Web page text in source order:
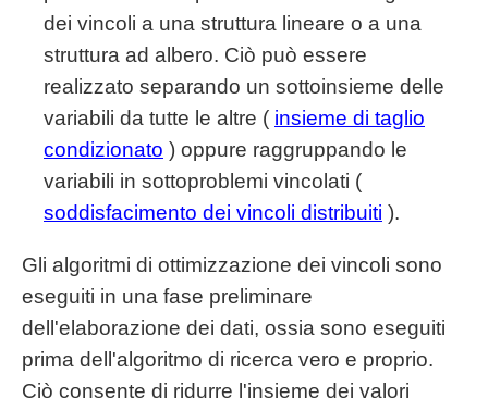
dei vincoli a una struttura lineare o a una
struttura ad albero. Ciò può essere
realizzato separando un sottoinsieme delle
variabili da tutte le altre ( insieme di taglio
condizionato ) oppure raggruppando le
variabili in sottoproblemi vincolati (
soddisfacimento dei vincoli distribuiti ).
Gli algoritmi di ottimizzazione dei vincoli sono
eseguiti in una fase preliminare
dell'elaborazione dei dati, ossia sono eseguiti
prima dell'algoritmo di ricerca vero e proprio.
Ciò consente di ridurre l'insieme dei valori